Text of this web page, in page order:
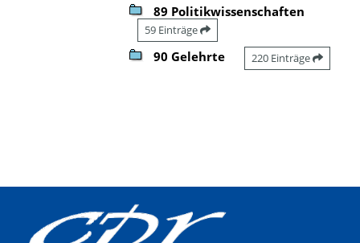
89 Politikwissenschaften
59 Einträge
90 Gelehrte 220 Einträge